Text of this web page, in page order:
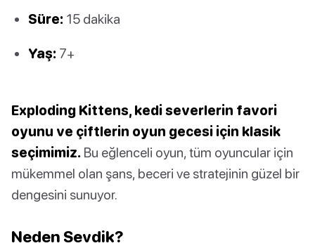
Süre: 15 dakika
Yaş: 7+
Exploding Kittens, kedi severlerin favori
oyunu ve çiftlerin oyun gecesi için klasik
seçimimiz. Bu eğlenceli oyun, tüm oyuncular için
mükemmel olan şans, beceri ve stratejinin güzel bir
dengesini sunuyor.
Neden Sevdik?